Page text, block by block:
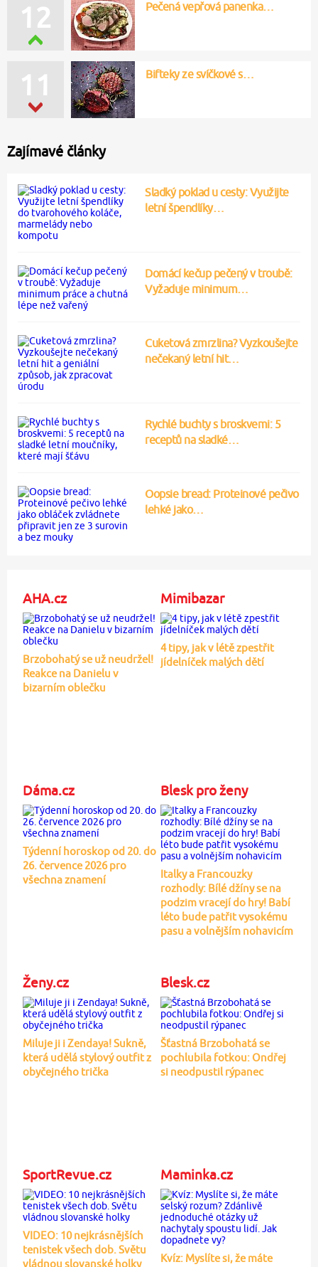
11 Bifteky ze svíčkové s…
12 Pečená vepřová panenka…
Zajímavé články
Sladký poklad u cesty: Využijte
letní špendlíky…
Domácí kečup pečený v troubě:
Vyžaduje minimum…
Cuketová zmrzlina? Vyzkoušejte
nečekaný letní hit…
Rychlé buchty s broskvemi: 5
receptů na sladké…
Oopsie bread: Proteinové pečivo
lehké jako…
AHA.cz
Brzobohatý se už neudržel!
Reakce na Danielu v
bizarním oblečku
Mimibazar
4 tipy, jak v létě zpestřit
jídelníček malých dětí
Dáma.cz
Týdenní horoskop od 20. do
26. července 2026 pro
všechna znamení
Blesk pro ženy
Italky a Francouzky
rozhodly: Bílé džíny se na
podzim vracejí do hry! Babí
léto bude patřit vysokému
pasu a volnějším nohavicím
Ženy.cz
Miluje ji i Zendaya! Sukně,
která udělá stylový outfit z
obyčejného trička
Blesk.cz
Šťastná Brzobohatá se
pochlubila fotkou: Ondřej
si neodpustil rýpanec
SportRevue.cz
VIDEO: 10 nejkrásnějších
tenistek všech dob. Světu
vládnou slovanské holky
Maminka.cz
Kvíz: Myslíte si, že máte